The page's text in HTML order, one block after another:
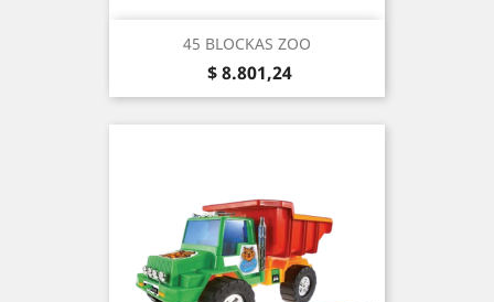
45 BLOCKAS ZOO
Precio
$ 8.801,24